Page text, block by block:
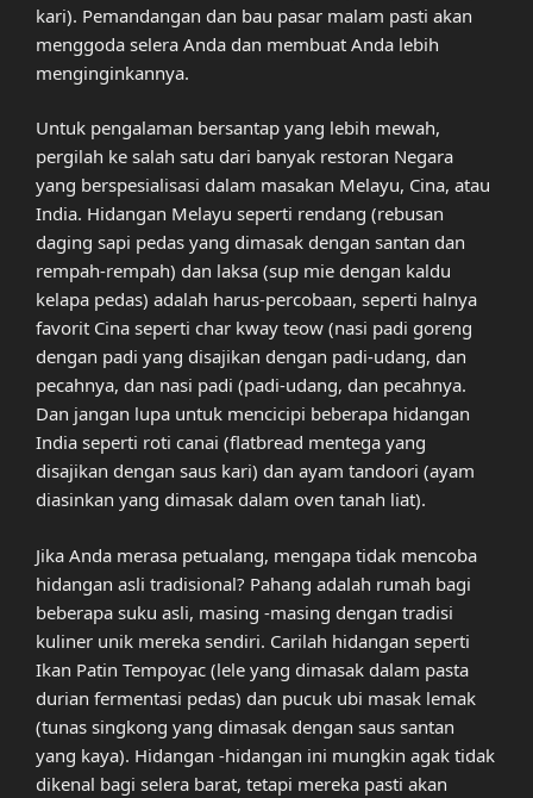
kari). Pemandangan dan bau pasar malam pasti akan
menggoda selera Anda dan membuat Anda lebih
menginginkannya.
Untuk pengalaman bersantap yang lebih mewah,
pergilah ke salah satu dari banyak restoran Negara
yang berspesialisasi dalam masakan Melayu, Cina, atau
India. Hidangan Melayu seperti rendang (rebusan
daging sapi pedas yang dimasak dengan santan dan
rempah-rempah) dan laksa (sup mie dengan kaldu
kelapa pedas) adalah harus-percobaan, seperti halnya
favorit Cina seperti char kway teow (nasi padi goreng
dengan padi yang disajikan dengan padi-udang, dan
pecahnya, dan nasi padi (padi-udang, dan pecahnya.
Dan jangan lupa untuk mencicipi beberapa hidangan
India seperti roti canai (flatbread mentega yang
disajikan dengan saus kari) dan ayam tandoori (ayam
diasinkan yang dimasak dalam oven tanah liat).
Jika Anda merasa petualang, mengapa tidak mencoba
hidangan asli tradisional? Pahang adalah rumah bagi
beberapa suku asli, masing -masing dengan tradisi
kuliner unik mereka sendiri. Carilah hidangan seperti
Ikan Patin Tempoyac (lele yang dimasak dalam pasta
durian fermentasi pedas) dan pucuk ubi masak lemak
(tunas singkong yang dimasak dengan saus santan
yang kaya). Hidangan -hidangan ini mungkin agak tidak
dikenal bagi selera barat, tetapi mereka pasti akan